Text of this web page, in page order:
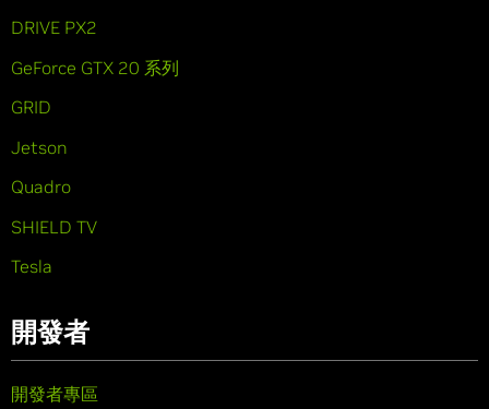
DRIVE PX2
GeForce GTX 20 系列
GRID
Jetson
Quadro
SHIELD TV
Tesla
開發者
開發者專區